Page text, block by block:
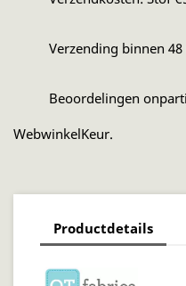
Verzending binnen
Beoordelingen
WebwinkelKeur.
Productdetails